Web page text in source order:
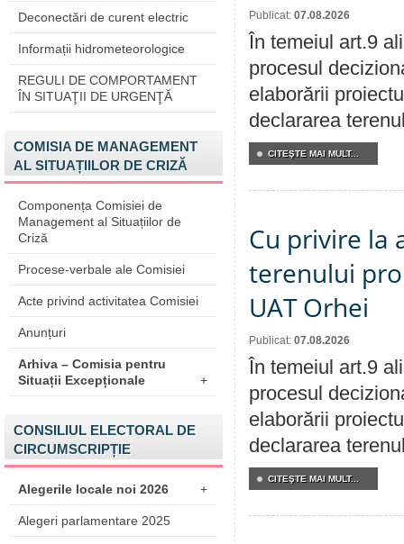
Deconectări de curent electric
Informații hidrometeorologice
REGULI DE COMPORTAMENT
ÎN SITUAŢII DE URGENŢĂ
COMISIA DE MANAGEMENT
AL SITUAȚIILOR DE CRIZĂ
Componența Comisiei de
Management al Situațiilor de
Criză
Procese-verbale ale Comisiei
Acte privind activitatea Comisiei
Anunțuri
Arhiva – Comisia pentru
Situații Excepționale
+
CONSILIUL ELECTORAL DE
CIRCUMSCRIPȚIE
Alegerile locale noi 2026 +
Alegeri parlamentare 2025
Publicat: 07.08.2026
În temeiul art.9
procesul
elaborării
declararea
CITEŞTE MAI MULT...
Cu privire la
terenului
UAT Orhei
Publicat: 07.08.2026
În temeiul art.9
procesul
elaborării
declararea
CITEŞTE MAI MULT...